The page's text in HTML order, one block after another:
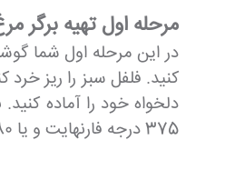
مرحله اول تهیه برگر
در این مرحله اول شما
کنید. فلفل سبز را ریز
دلخواه خود را آماده
375 درجه فارنهایت و یا 180 درجه سانتیگراد روشن و گرم کنید. یک سینی فر بزرگ را با کاغذ روغنی بپوشانید و روی آن را با روغن چرب کنید و کنار بگذارید.